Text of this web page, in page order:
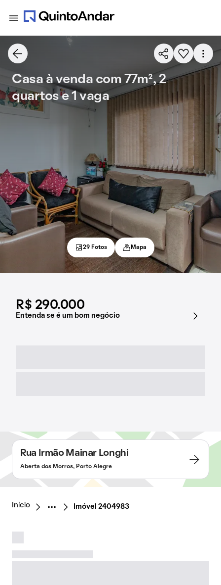
R$ 290.000
Entenda se é um bom negócio
Casa à venda com 77m², 2
quartos e 1 vaga
29 Fotos Mapa
Rua Irmão Mainar Longhi
Aberta dos Morros, Porto Alegre
Início Imóvel 2404983